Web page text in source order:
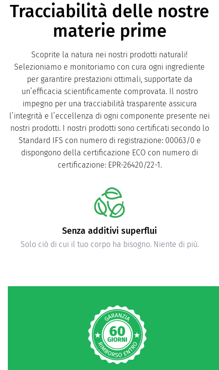
Tracciabilità delle nostre
materie prime
Scoprite la natura nei nostri prodotti naturali!
Selezioniamo e monitoriamo con cura ogni ingrediente
per garantire prestazioni ottimali, supportate da
un’efficacia scientificamente comprovata. Il nostro
impegno per una tracciabilità trasparente assicura
l’integrità e l’eccellenza di ogni componente presente nei
nostri prodotti. I nostri prodotti sono certificati secondo lo
Standard IFS con numero di registrazione: 00063/0 e
dispongono della certificazione ECO con numero di
certificazione: EPR-26420/22-1.
Purezza e sicurezza accuratamente verificate
Testato in modo indipendente per garantire la conformità